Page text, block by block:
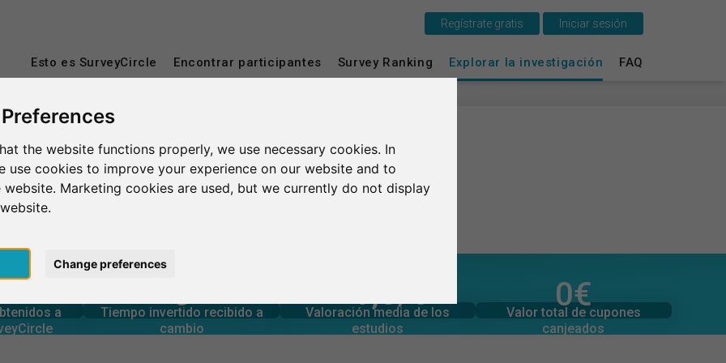
the website functions properly, we use necessary cookies. In
use cookies to improve your experience on our website and to
website. Marketing cookies are used, but we currently do not display
Change preferences
Esto es SurveyCircle Encontrar participantes Survey Ranking Explorar la investigación FAQ
Regístrate gratis Iniciar sesión
Universidad San Ignacio de Loyola
de Loyola
aen 0
Tiempo invertido recibido a
cambio
0
Tiempo invertido en otros 1,0/5
Valoración media de los
estudios
0
Número total de valoraciones 0€
Valor total de cupones
canjeados
0€
Valor total de donaciones
Esto es SurveyCircle
English